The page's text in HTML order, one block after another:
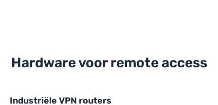
Hardware voor remote access
Industriële VPN routers